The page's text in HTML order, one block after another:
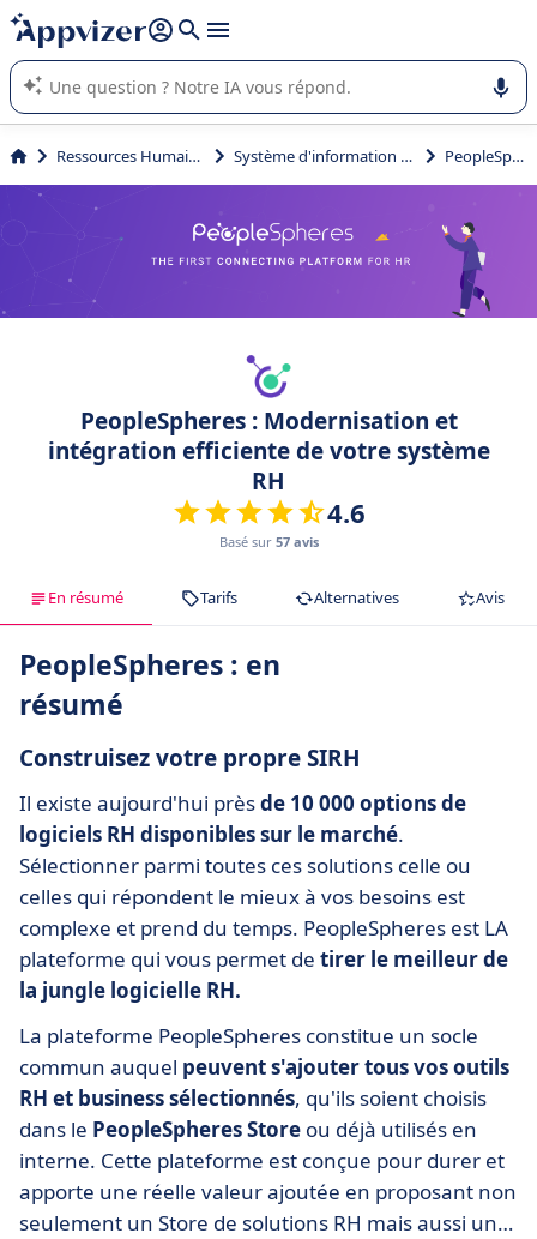
répondre (plusieurs lignes avec
L'IA de Appvizer vous guide dans l'utilisation ou la sélection de
logiciel SaaS en entreprise.
Ressources Humaines (RH) Système d'information RH (SIRH) PeopleSpheres
PeopleSpheres : Modernisation et
intégration efficiente de votre système
RH
4.6
Basé sur 57 avis
En résumé Tarifs Alternatives Avis
PeopleSpheres : en
résumé
Construisez votre propre SIRH
Il existe aujourd'hui prèsde 10 000 options de
logiciels RH disponibles sur le marché.
Sélectionner parmi toutes ces solutions celle ou
celles qui répondent le mieux à vos besoins est
complexe et prend du temps. PeopleSpheres est LA
plateforme qui vous permet de tirer le meilleur de
la jungle logicielle RH.
La plateforme PeopleSpheres constitue un socle
commun auquel peuvent s'ajouter tous vos outils
RH et business sélectionnés, qu'ils soient choisis
dans le PeopleSpheres Store ou déjà utilisés en
interne. Cette plateforme est conçue pour durer et
apporte une réelle valeur ajoutée en proposant non
seulement un Store de solutions RH mais aussi une